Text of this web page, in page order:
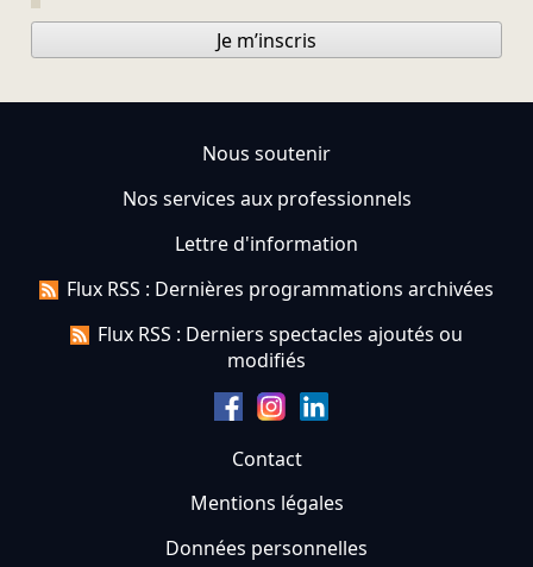
Je m’inscris
Nous soutenir
Nos services aux professionnels
Lettre d'information
Flux RSS : Dernières programmations archivées
Flux RSS : Derniers spectacles ajoutés ou
modifiés
Contact
Mentions légales
Données personnelles